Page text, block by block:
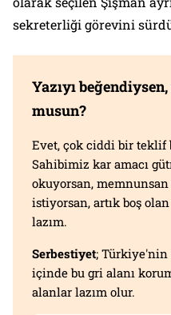
sekreterliği görevini
Yazıyı
musun?
Evet, çok ciddi bir teklif
Sahibimiz kar amacı
okuyorsan,
istiyorsan, artık boş
lazım.
Serbestiyet; Türkiye'nin
içinde bu gri alanı
alanlar lazım olur.